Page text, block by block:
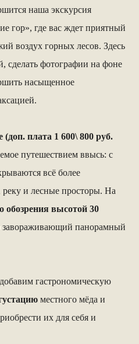
наша экскурсия
гор», где вас ждет приятный
воздух горных лесов. Здесь
сделать фотографии на фоне
насыщенное
(доп. плата 1 600\ 800 руб.
путешествием ввысь: с
всё более
и лесные просторы. На
обозрения высотой 30
завораживающий панорамный
гастрономическую
местного мёда и
их для себя и